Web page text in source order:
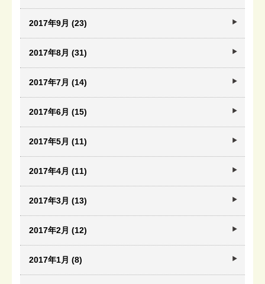
2017年9月 (23)
2017年8月 (31)
2017年7月 (14)
2017年6月 (15)
2017年5月 (11)
2017年4月 (11)
2017年3月 (13)
2017年2月 (12)
2017年1月 (8)